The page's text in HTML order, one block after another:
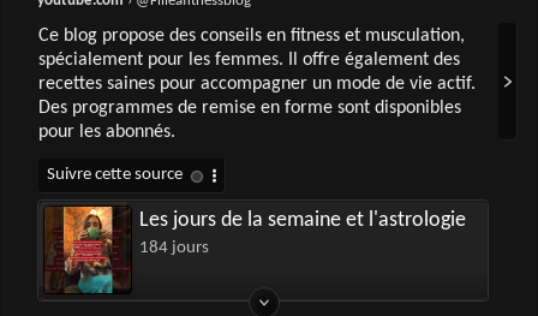
Ce blog propose des conseils en fitness et musculation,
spécialement pour les femmes. Il offre également des
recettes saines pour accompagner un mode de vie actif.
Des programmes de remise en forme sont disponibles
pour les abonnés.
Les jours de la semaine et l'astrologie
184 jours